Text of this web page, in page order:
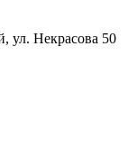
, ул. Некрасова 50